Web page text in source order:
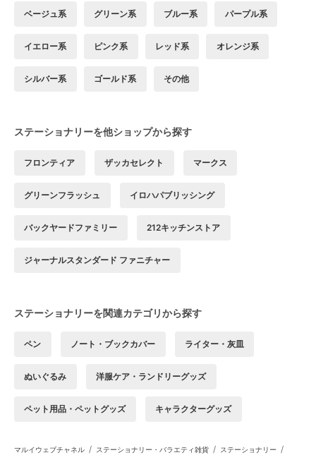
ベージュ系 グリーン系 ブルー系 パープル系
イエロー系 ピンク系 レッド系 オレンジ系
シルバー系 ゴールド系 その他
ステーショナリーを他ショップから探す
フロンティア ザッカセレクト マークス
グリーンフラッシュ イロハパブリッシング
バックヤードファミリー 212キッチンストア
ジャーナルスタンダード ファニチャー
ステーショナリーを関連カテゴリから探す
ペン ノート・ブックカバー ライター・灰皿
ぬいぐるみ 洋服ケア・ランドリーグッズ
ペット用品・ペットグッズ キャラクターグッズ
マルイウェブチャネル / ステーショナリー・バラエティ雑貨 / ステーショナリー /